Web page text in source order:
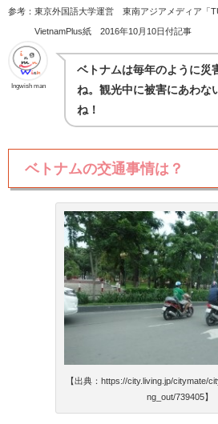
参考：東京外国語大学運営 東南アジアメディア「
VietnamPlus紙 2016年10月10日付記事
Ingwish man
ベトナムは毎年のように災
ね。観光中に被害にあわな
ね！
ベトナムの交通事情は？
【出典：https://city.living.jp/citymate/
ng_out/739405】